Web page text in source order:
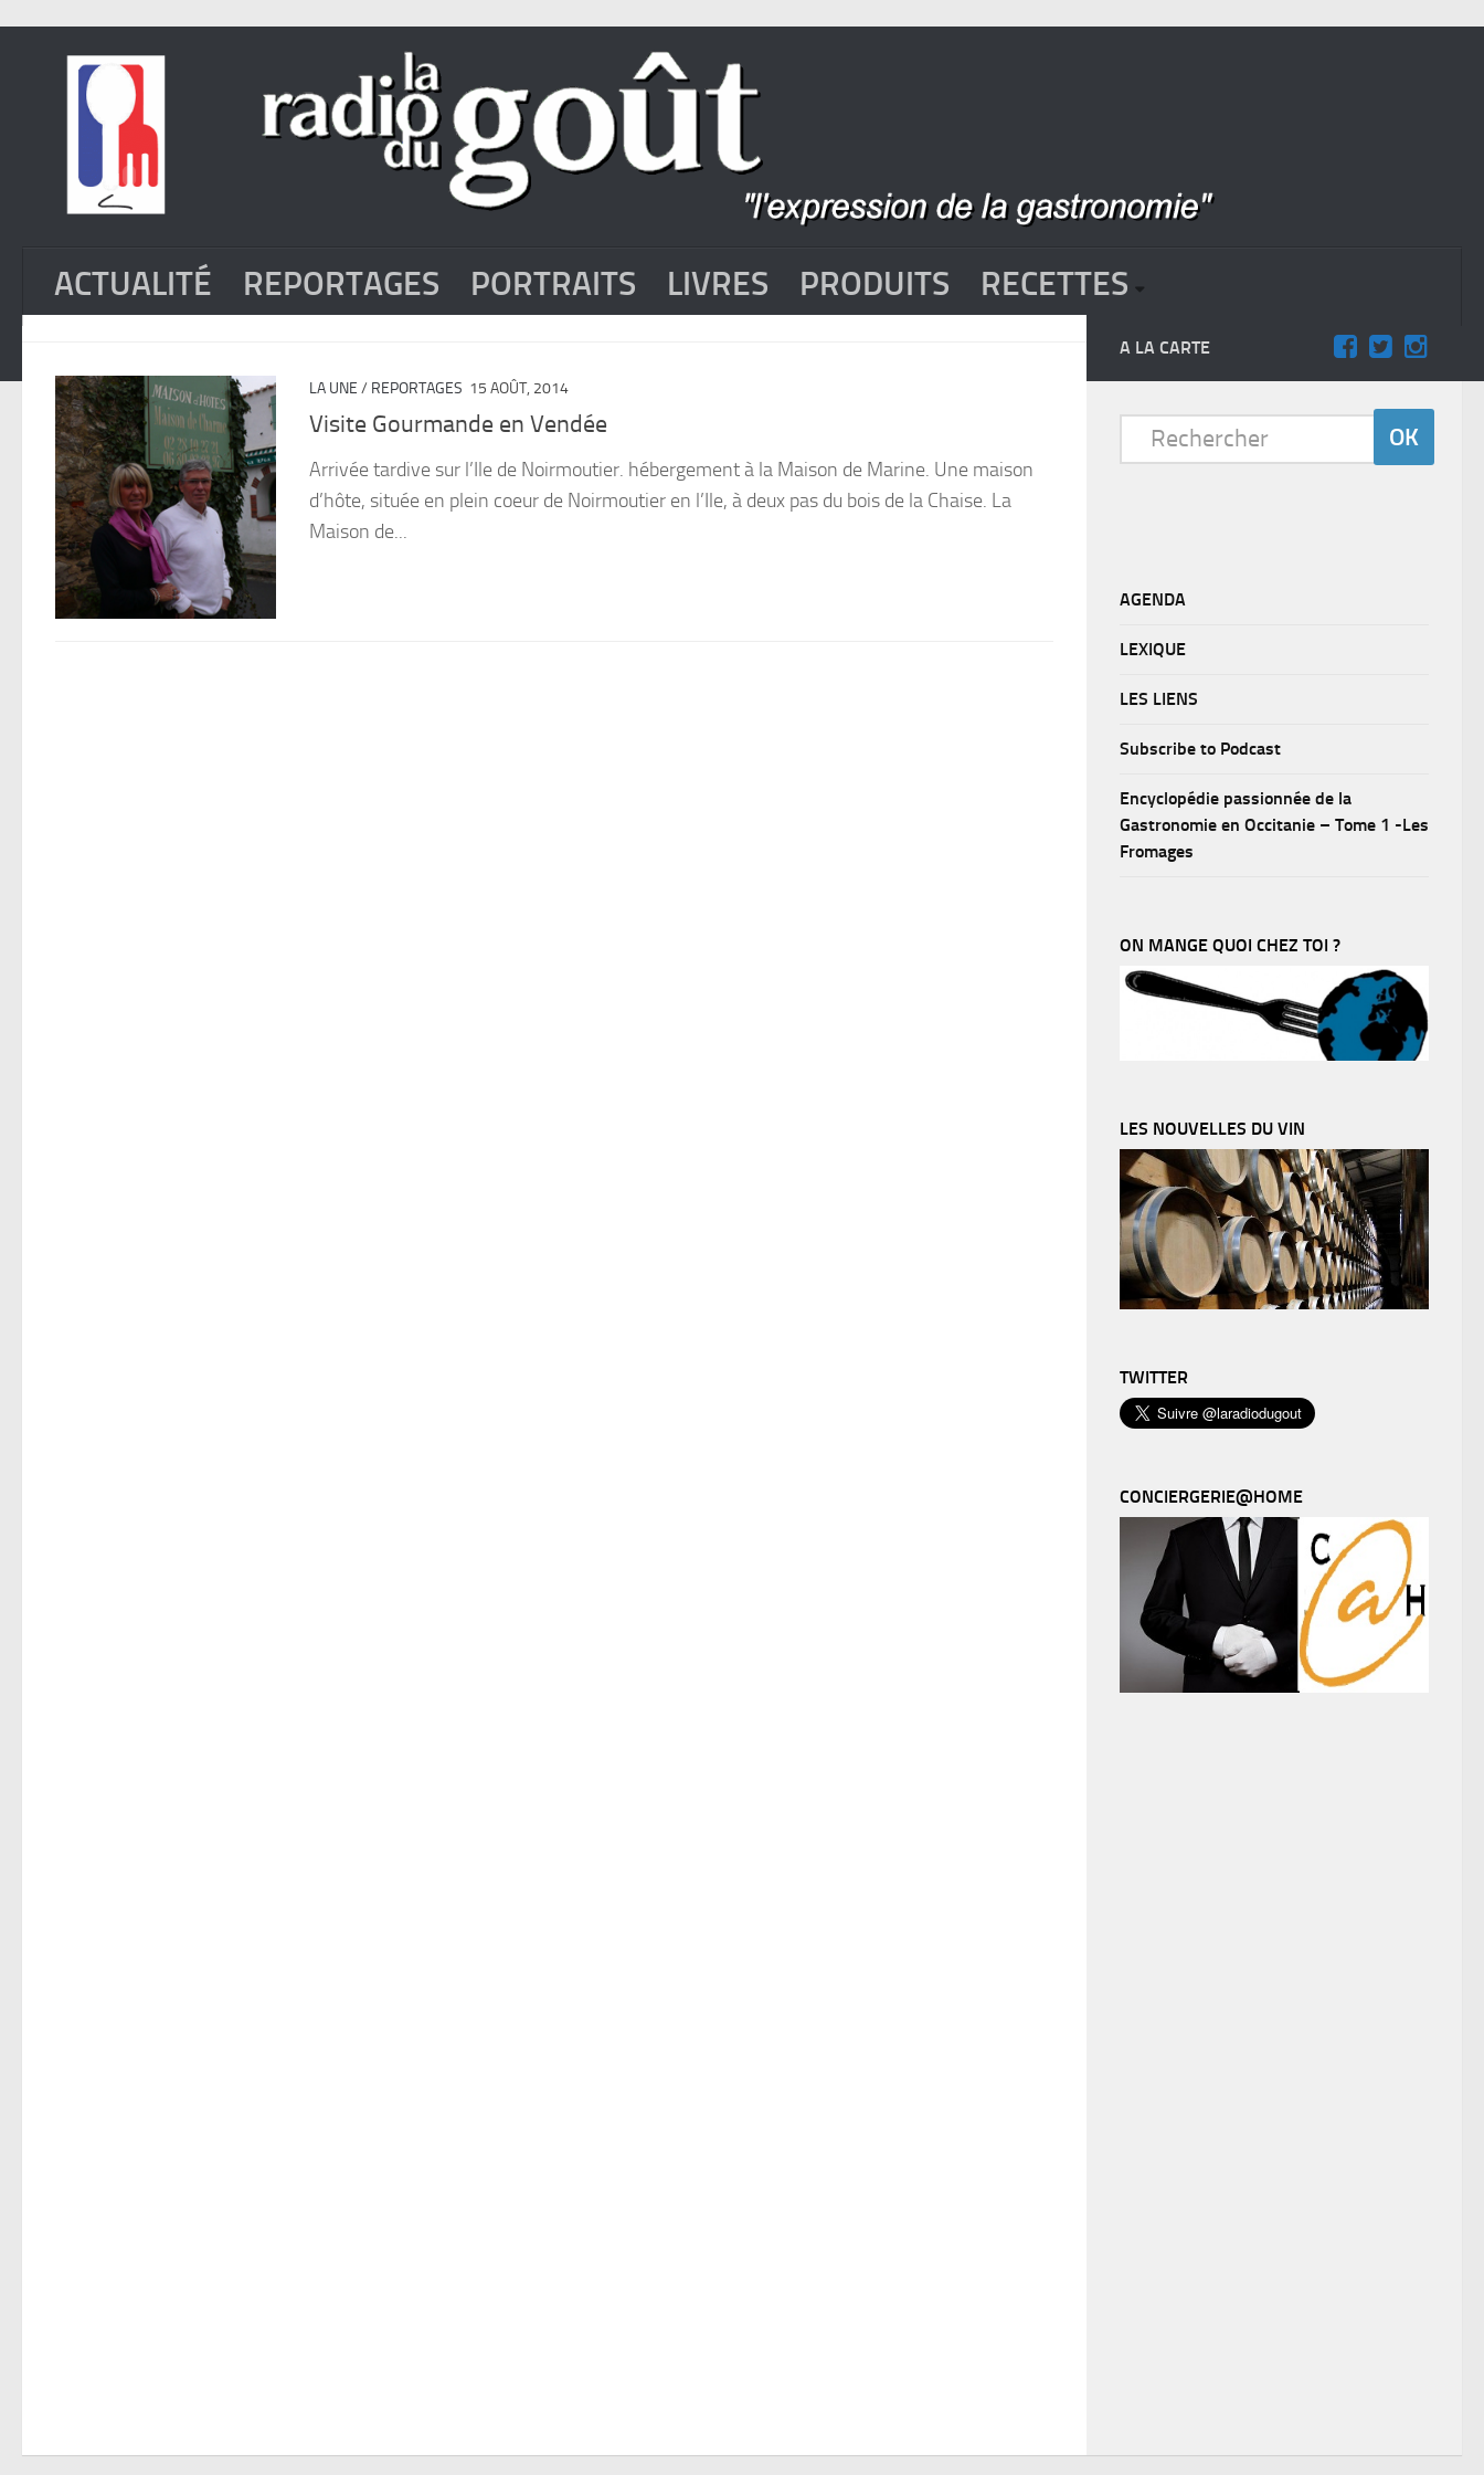
ACTUALITÉ REPORTAGES PORTRAITS LIVRES PRODUITS RECETTES
LA UNE / REPORTAGES 15 AOÛT, 2014
Visite Gourmande en Vendée
Arrivée tardive sur l’Ile de Noirmoutier. hébergement à la Maison de Marine. Une maison
d’hôte, située en plein coeur de Noirmoutier en l’Ile, à deux pas du bois de la Chaise. La
Maison de...
A LA CARTE
AGENDA
LEXIQUE
LES LIENS
Subscribe to Podcast
Encyclopédie passionnée de la
Gastronomie en Occitanie – Tome 1 -Les
Fromages
ON MANGE QUOI CHEZ TOI ?
LES NOUVELLES DU VIN
TWITTER
CONCIERGERIE@HOME